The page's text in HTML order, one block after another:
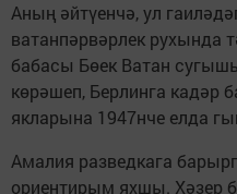
Аның әйтүенчә, ул
ватанпәрвәрлек рухында
бабасы Бөек Ватан
көрәшеп, Берлинга кадәр
якларына 1947нче елда
Амалия разведкага
ориентирым яхшы. Хәзер